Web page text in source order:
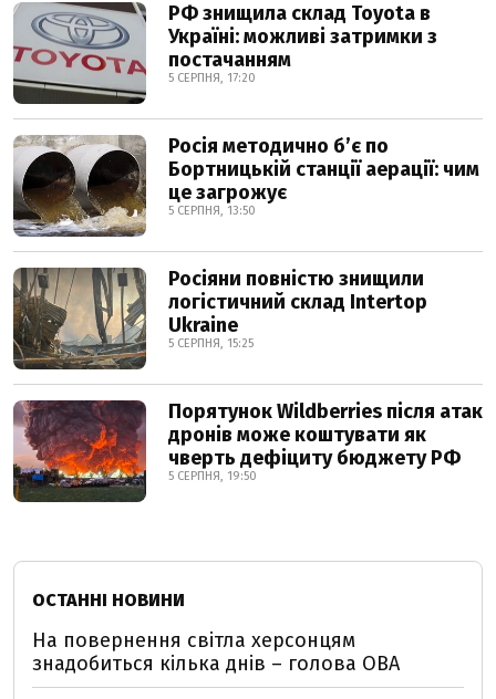
РФ знищила склад Toyota в
Україні: можливі затримки з
постачанням
5 СЕРПНЯ, 17:20
Росія методично б’є по
Бортницькій станції аерації: чим
це загрожує
5 СЕРПНЯ, 13:50
Росіяни повністю знищили
логістичний склад Intertop
Ukraine
5 СЕРПНЯ, 15:25
Порятунок Wildberries після атак
дронів може коштувати як
чверть дефіциту бюджету РФ
5 СЕРПНЯ, 19:50
ОСТАННІ НОВИНИ
На повернення світла херсонцям
знадобиться кілька днів – голова ОВА